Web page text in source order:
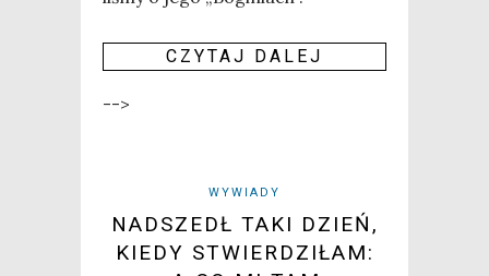
CZY­TAJ DALEJ
-->
WYWIADY
NADSZEDŁ TAKI DZIEŃ,
KIEDY STWIERDZIŁAM: